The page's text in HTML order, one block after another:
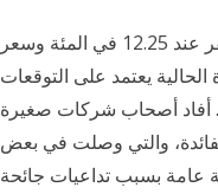
أبقى البنك المركزي المصري على أسعار الفائدة الرئيسية دون تغيير ، لتستقر عند 12.25 في المئة وسعر
الحالية يعتمد على التوقعات
أفاد أصحاب شركات صغيرة
والتي وصلت في بعض
بصفة عامة بسبب تداعيات جائحة